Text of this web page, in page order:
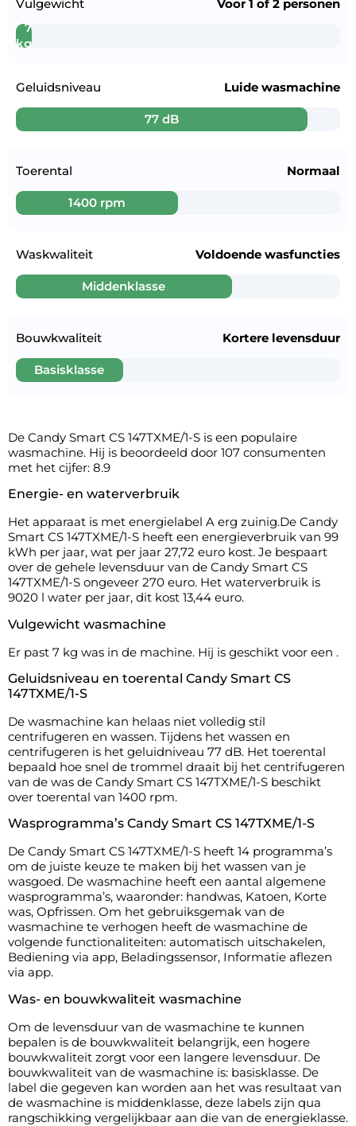
Vulgewicht
7
kg
Voor1 of 2 personen
Geluidsniveau
77 dB
Luide wasmachine
Toerental
1400 rpm
Normaal
Waskwaliteit
Middenklasse
Voldoende wasfuncties
Bouwkwaliteit
Basisklasse
Kortere levensduur
De Candy Smart CS 147TXME/1-S is een populaire
wasmachine. Hij is beoordeeld door 107 consumenten
met het cijfer: 8.9
Energie- en waterverbruik
Het apparaat is met energielabel A erg zuinig.De Candy
Smart CS 147TXME/1-S heeft een energieverbruik van 99
kWh per jaar, wat per jaar 27,72 euro kost. Je bespaart
over de gehele levensduur van de Candy Smart CS
147TXME/1-S ongeveer 270 euro. Het waterverbruik is
9020 l water per jaar, dit kost 13,44 euro.
Vulgewicht wasmachine
Er past 7 kg was in de machine. Hij is geschikt voor een .
Geluidsniveau en toerental Candy Smart CS
147TXME/1-S
De wasmachine kan helaas niet volledig stil
centrifugeren en wassen. Tijdens het wassen en
centrifugeren is het geluidniveau 77 dB. Het toerental
bepaald hoe snel de trommel draait bij het centrifugeren
van de was de Candy Smart CS 147TXME/1-S beschikt
over toerental van 1400 rpm.
Wasprogramma’s Candy Smart CS 147TXME/1-S
De Candy Smart CS 147TXME/1-S heeft 14 programma’s
om de juiste keuze te maken bij het wassen van je
wasgoed. De wasmachine heeft een aantal algemene
wasprogramma’s, waaronder: handwas, Katoen, Korte
was, Opfrissen. Om het gebruiksgemak van de
wasmachine te verhogen heeft de wasmachine de
volgende functionaliteiten: automatisch uitschakelen,
Bediening via app, Beladingssensor, Informatie aflezen
via app.
Was- en bouwkwaliteit wasmachine
Om de levensduur van de wasmachine te kunnen
bepalen is de bouwkwaliteit belangrijk, een hogere
bouwkwaliteit zorgt voor een langere levensduur. De
bouwkwaliteit van de wasmachine is: basisklasse. De
label die gegeven kan worden aan het was resultaat van
de wasmachine is middenklasse, deze labels zijn qua
rangschikking vergelijkbaar aan die van de energieklasse.